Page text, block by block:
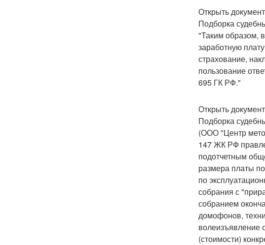
Открыть
Подборка
"Таким образом,
заработную
страхование,
пользование
695 ГК РФ."
Открыть
Подборка
(ООО "Центр
147 ЖК РФ
подотчетным
размера платы
по
собрания с
собранием
домофонов,
волеизъявление
(стоимости)